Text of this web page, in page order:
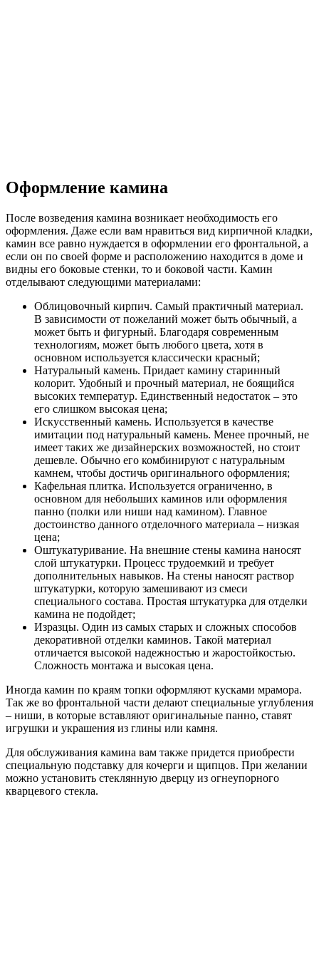
Оформление камина
После возведения камина возникает необходимость его
оформления. Даже если вам нравиться вид кирпичной кладки,
камин все равно нуждается в оформлении его фронтальной, а
если он по своей форме и расположению находится в доме и
видны его боковые стенки, то и боковой части. Камин
отделывают следующими материалами:
Облицовочный кирпич. Самый практичный материал.
В зависимости от пожеланий может быть обычный, а
может быть и фигурный. Благодаря современным
технологиям, может быть любого цвета, хотя в
основном используется классически красный;
Натуральный камень. Придает камину старинный
колорит. Удобный и прочный материал, не боящийся
высоких температур. Единственный недостаток – это
его слишком высокая цена;
Искусственный камень. Используется в качестве
имитации под натуральный камень. Менее прочный, не
имеет таких же дизайнерских возможностей, но стоит
дешевле. Обычно его комбинируют с натуральным
камнем, чтобы достичь оригинального оформления;
Кафельная плитка. Используется ограниченно, в
основном для небольших каминов или оформления
панно (полки или ниши над камином). Главное
достоинство данного отделочного материала – низкая
цена;
Оштукатуривание. На внешние стены камина наносят
слой штукатурки. Процесс трудоемкий и требует
дополнительных навыков. На стены наносят раствор
штукатурки, которую замешивают из смеси
специального состава. Простая штукатурка для отделки
камина не подойдет;
Изразцы. Один из самых старых и сложных способов
декоративной отделки каминов. Такой материал
отличается высокой надежностью и жаростойкостью.
Сложность монтажа и высокая цена.
Иногда камин по краям топки оформляют кусками мрамора.
Так же во фронтальной части делают специальные углубления
– ниши, в которые вставляют оригинальные панно, ставят
игрушки и украшения из глины или камня.
Для обслуживания камина вам также придется приобрести
специальную подставку для кочерги и щипцов. При желании
можно установить стеклянную дверцу из огнеупорного
кварцевого стекла.